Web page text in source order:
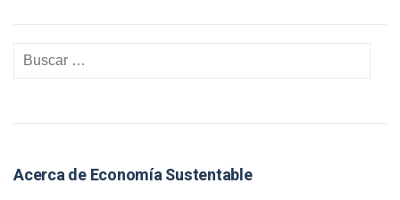
Acerca de Economía Sustentable